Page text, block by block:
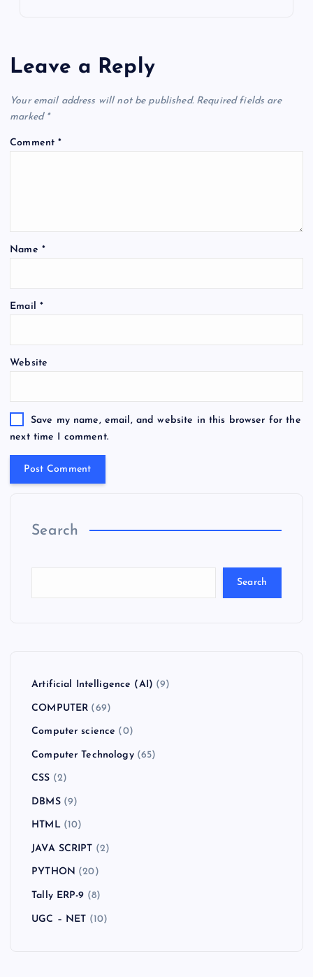
Leave a Reply
Your email address will not be published. Required fields are
marked *
Comment*
Name *
Email *
Website
Save my name, email, and website in this browser for the
next time I comment.
Search
Search
Artificial Intelligence (AI) (9)
COMPUTER (69)
Computer science (0)
Computer Technology(65)
CSS (2)
DBMS(9)
HTML(10)
JAVA SCRIPT (2)
PYTHON (20)
Tally ERP-9 (8)
UGC – NET (10)